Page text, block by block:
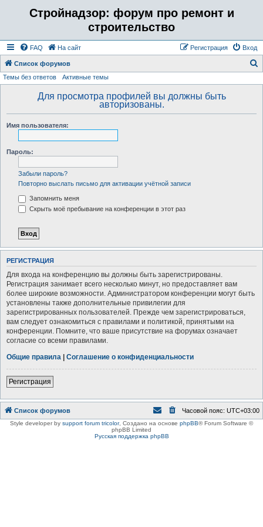
Стройнадзор: форум про ремонт и
строительство
FAQ На сайт Вход
Регистрация
Список форумов
Темы без ответов Активные темы
Для просмотра профилей вы должны быть
авторизованы.
Имя пользователя:
Пароль:
Забыли пароль?
Повторно выслать письмо для активации учётной записи
Запомнить меня
Скрыть моё пребывание на конференции в этот раз
РЕГИСТРАЦИЯ
Для входа на конференцию вы должны быть зарегистрированы.
Регистрация занимает всего несколько минут, но предоставляет вам
более широкие возможности. Администратором конференции могут быть
установлены также дополнительные привилегии для
зарегистрированных пользователей. Прежде чем зарегистрироваться,
вам следует ознакомиться с правилами и политикой, принятыми на
конференции. Помните, что ваше присутствие на форумах означает
согласие со всеми правилами.
Общие правила | Соглашение о конфиденциальности
Регистрация
Список форумов Часовой пояс: UTC+03:00
Style developer by support forum tricolor, Создано на основе phpBB® Forum Software ©
phpBB Limited
Русская поддержка phpBB